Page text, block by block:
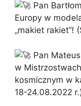
Pan
Europy w
„makiet rakiet”!
Pan
w
kosmicznym w
18-24.08.2022